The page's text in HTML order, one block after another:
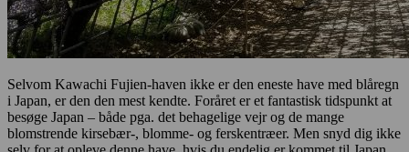
Selvom Kawachi Fujien-haven ikke er den eneste have med blåregn
i Japan, er den den mest kendte. Foråret er et fantastisk tidspunkt at
besøge Japan – både pga. det behagelige vejr og de mange
blomstrende kirsebær-, blomme- og ferskentræer. Men snyd dig ikke